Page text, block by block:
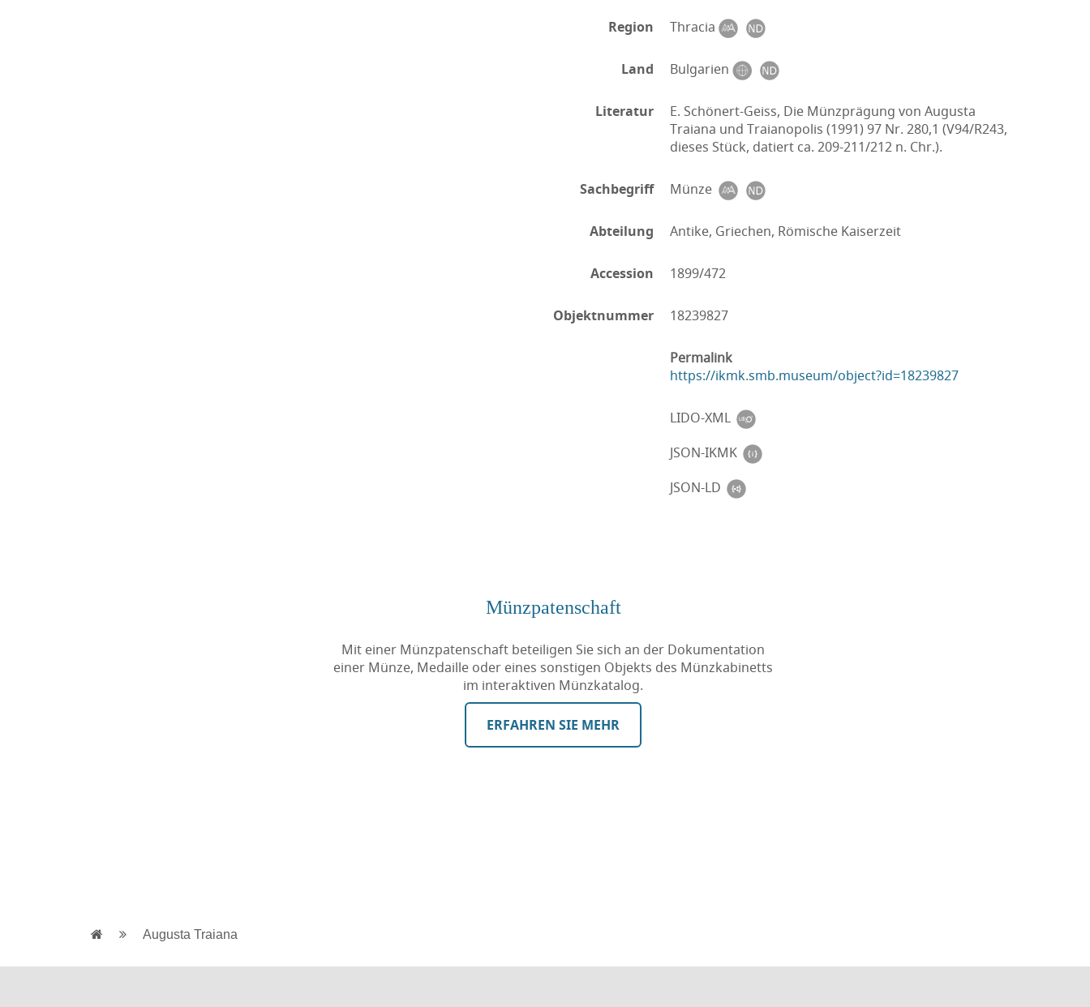
Region Thracia
Land Bulgarien
Literatur
E. Schönert-Geiss, Die Münzprägung von Augusta
Traiana und Traianopolis (1991) 97 Nr. 280,1 (V94/R243,
dieses Stück, datiert ca. 209-211/212 n. Chr.).
Sachbegriff Münze
Abteilung Antike, Griechen, Römische Kaiserzeit
Accession 1899/472
Objektnummer 18239827
Permalink
https://ikmk.smb.museum/object?id=18239827
LIDO-XML
JSON-IKMK
JSON-LD
Münzpatenschaft
Mit einer Münzpatenschaft beteiligen Sie sich an der Dokumentation
einer Münze, Medaille oder eines sonstigen Objekts des Münzkabinetts
im interaktiven Münzkatalog.
ERFAHREN SIE MEHR
Augusta Traiana